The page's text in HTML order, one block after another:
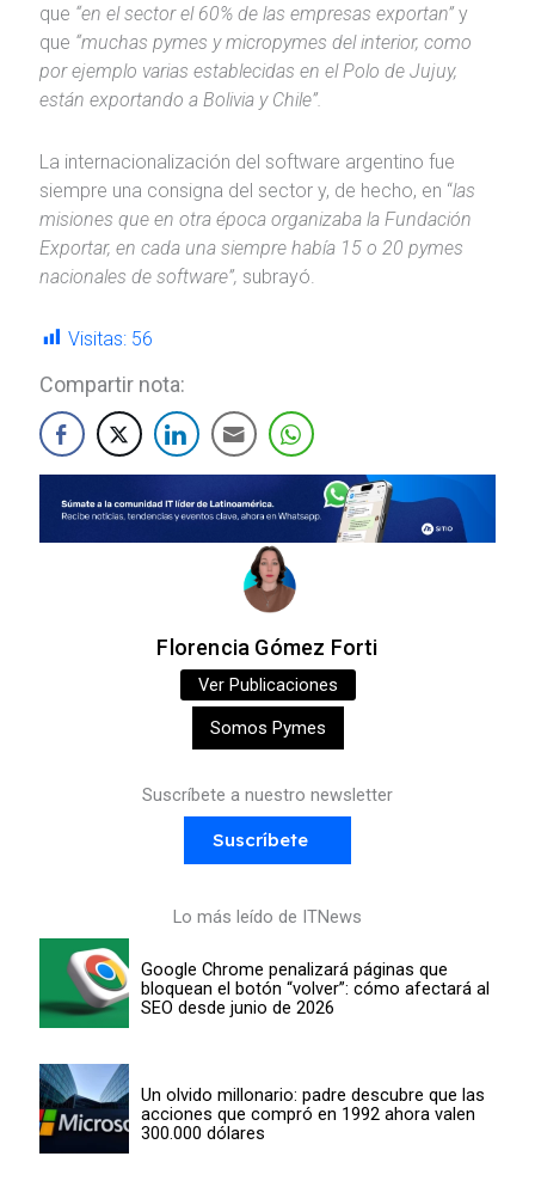
que “en el sector el 60% de las empresas exportan”y
que “muchas pymes y micropymes del interior, como
por ejemplo varias establecidas en el Polo de Jujuy,
están exportando a Bolivia y Chile”.
La internacionalización del software argentino fue
siempre una consigna del sector y, de hecho, en “las
misiones que en otra época organizaba la Fundación
Exportar, en cada una siempre había 15 o 20 pymes
nacionales de software”, subrayó.
Visitas: 56
Compartir nota:
Florencia Gómez Forti
Ver Publicaciones
Somos Pymes
Suscríbete a nuestro newsletter
Suscríbete
Lo más leído de ITNews
Google Chrome penalizará páginas que
bloquean el botón “volver”: cómo afectará al
SEO desde junio de 2026
Un olvido millonario: padre descubre que las
acciones que compró en 1992 ahora valen
300.000 dólares